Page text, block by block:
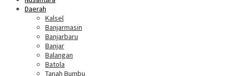
Daerah
Kalsel
Banjarmasin
Banjarbaru
Banjar
Balangan
Batola
Tanah Bumbu